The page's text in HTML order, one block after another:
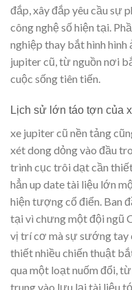
đắp, xây đắp yêu cầu sự
công nghệ số hiện tại.
nghiệp thay bắt hình hình
jupiter cũ, từ nguồn nơi
cuộc sống tiên tiến.
Lịch sử lớn táo tợn của
xe jupiter cũ nền tảng
xét dong dỏng vào đầu
trình cục trôi dạt cần
hẳn up date tài liệu lớn
hiện tượng cổ điển. Ban
tại vì chưng một đội ngũ
vị trí cơ mà sự sướng tay
thiết nhiều chiến thuật
qua một loạt nuốm đổi,
trung vào lưu lại tài liệu